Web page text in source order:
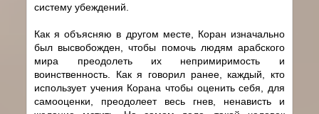
систему убеждений.
Как я объясняю в другом месте, Коран изначально
был высвобожден, чтобы помочь людям арабского
мира преодолеть их непримиримость и
воинственность. Как я говорил ранее, каждый, кто
использует учения Корана чтобы оценить себя, для
самооценки, преодолеет весь гнев, ненависть и